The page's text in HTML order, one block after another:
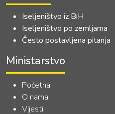
Iseljeništvo iz BiH
Iseljeništvo po zemljama
Često postavljena pitanja
Ministarstvo
Početna
O nama
Vijesti